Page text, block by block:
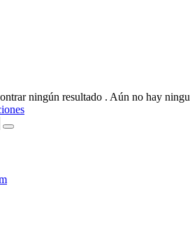
ningún resultado . Aún no hay